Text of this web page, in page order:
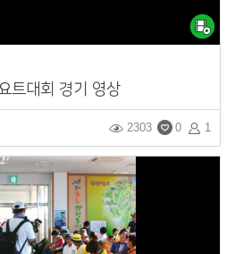
트대회 경기 영상
1
0
2303